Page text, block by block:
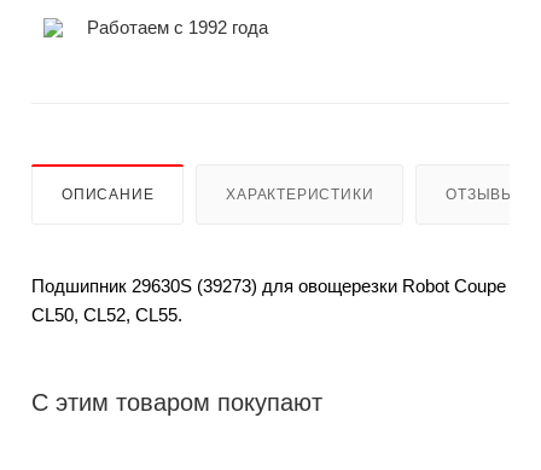
Работаем с 1992 года
ОПИСАНИЕ ХАРАКТЕРИСТИКИ ОТЗЫВЫ
Подшипник 29630S (39273) для овощерезки Robot Coupe
CL50, CL52, CL55.
С этим товаром покупают